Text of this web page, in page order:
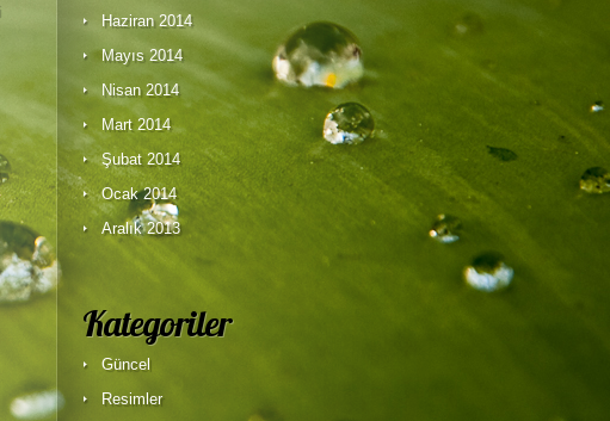
Haziran 2014
Mayıs 2014
Nisan 2014
Mart 2014
Şubat 2014
Ocak 2014
Aralık 2013
Kategoriler
Güncel
Resimler